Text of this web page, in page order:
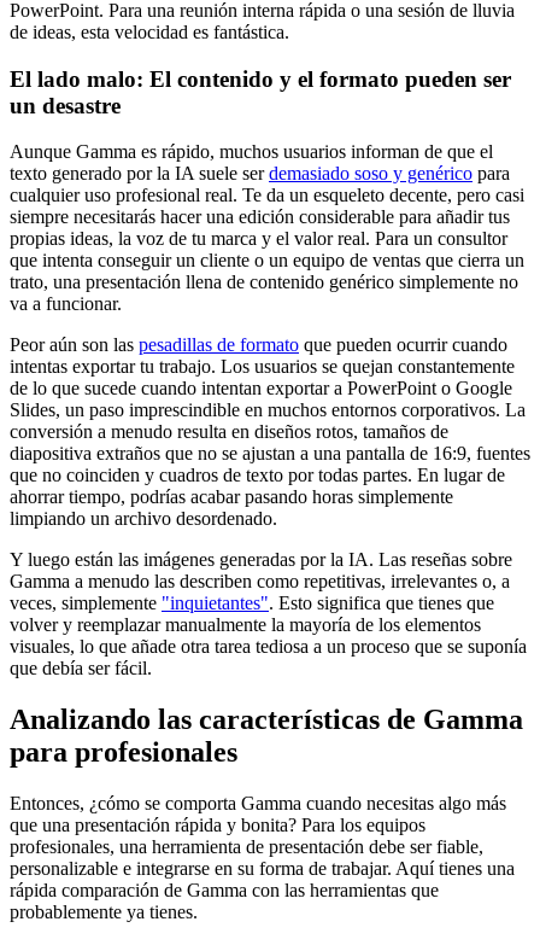
PowerPoint. Para una reunión interna rápida o una sesión de lluvia
de ideas, esta velocidad es fantástica.
El lado malo: El contenido y el formato pueden ser
un desastre
Aunque Gamma es rápido, muchos usuarios informan de que el
texto generado por la IA suele serdemasiado soso y genérico para
cualquier uso profesional real. Te da un esqueleto decente, pero casi
siempre necesitarás hacer una edición considerable para añadir tus
propias ideas, la voz de tu marca y el valor real. Para un consultor
que intenta conseguir un cliente o un equipo de ventas que cierra un
trato, una presentación llena de contenido genérico simplemente no
va a funcionar.
Peor aún son las pesadillas de formato que pueden ocurrir cuando
intentas exportar tu trabajo. Los usuarios se quejan constantemente
de lo que sucede cuando intentan exportar a PowerPoint o Google
Slides, un paso imprescindible en muchos entornos corporativos. La
conversión a menudo resulta en diseños rotos, tamaños de
diapositiva extraños que no se ajustan a una pantalla de 16:9, fuentes
que no coinciden y cuadros de texto por todas partes. En lugar de
ahorrar tiempo, podrías acabar pasando horas simplemente
limpiando un archivo desordenado.
Y luego están las imágenes generadas por la IA. Las reseñas sobre
Gamma a menudo las describen como repetitivas, irrelevantes o, a
veces, simplemente "inquietantes". Esto significa que tienes que
volver y reemplazar manualmente la mayoría de los elementos
visuales, lo que añade otra tarea tediosa a un proceso que se suponía
que debía ser fácil.
Analizando las características de Gamma
para profesionales
Entonces, ¿cómo se comporta Gamma cuando necesitas algo más
que una presentación rápida y bonita? Para los equipos
profesionales, una herramienta de presentación debe ser fiable,
personalizable e integrarse en su forma de trabajar. Aquí tienes una
rápida comparación de Gamma con las herramientas que
probablemente ya tienes.